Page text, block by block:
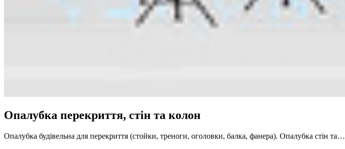
Опалубка перекриття, стін та колон
Опалубка будівельна для перекриття (стойки, треноги, оголовки, балка, фанера). Опалубка стін та…